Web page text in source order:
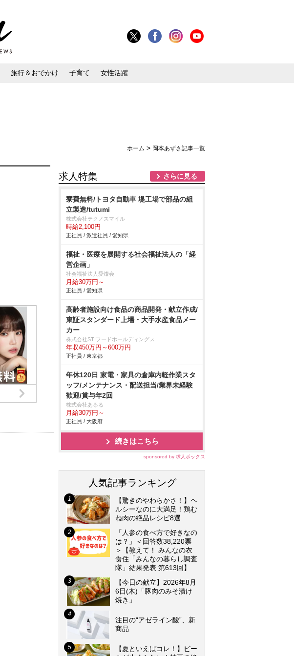
旅行＆おでかけ 子育て 女性活躍
ホーム > 岡本あずさ記事一覧
求人特集 さらに見る
寮費無料/トヨタ自動車 堤工場で部品の組
立製造/tutumi
株式会社テクノスマイル
時給2,100円
正社員 / 派遣社員 / 愛知県
福祉・医療を展開する社会福祉法人の「経
営企画」
社会福祉法人愛燦会
月給30万円～
正社員 / 愛知県
高齢者施設向け食品の商品開発・献立作成/
東証スタンダード上場・大手水産食品メー
カー
株式会社STIフードホールディングス
年収450万円～600万円
正社員 / 東京都
年休120日 家電・家具の倉庫内軽作業スタ
ッフ/メンテナンス・配送担当/業界未経験
歓迎/賞与年2回
株式会社あるる
月給30万円～
正社員 / 大阪府
続きはこちら
sponsored by 求人ボックス
人気記事ランキング
【驚きのやわらかさ！】ヘ
ルシーなのに大満足！鶏む
ね肉の絶品レシピ8選
「人参の食べ方で好きなの
は？」＜回答数38,220票
＞【教えて！ みんなの衣
食住「みんなの暮らし調査
隊」結果発表 第613回】
【今日の献立】2026年8月
6日(木)「豚肉のみそ漬け
焼き」
注目の“アゼライン酸”、新
商品
【夏といえばコレ！】ビー